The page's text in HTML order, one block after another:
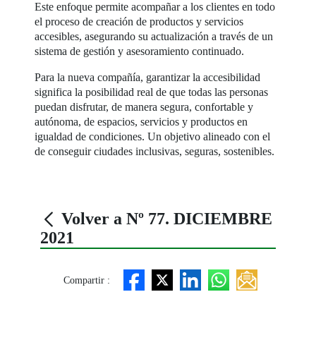
Este enfoque permite acompañar a los clientes en todo
el proceso de creación de productos y servicios
accesibles, asegurando su actualización a través de un
sistema de gestión y asesoramiento continuado.
Para la nueva compañía, garantizar la accesibilidad
significa la posibilidad real de que todas las personas
puedan disfrutar, de manera segura, confortable y
autónoma, de espacios, servicios y productos en
igualdad de condiciones. Un objetivo alineado con el
de conseguir ciudades inclusivas, seguras, sostenibles.
Volver a Nº 77. DICIEMBRE
2021
Compartir :